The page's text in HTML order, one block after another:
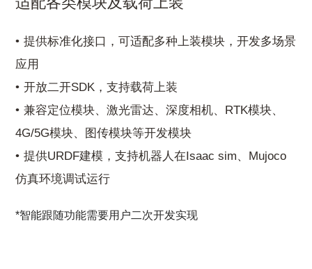
提供标准化接口，可适配多种上装模块，开发多场景
应用
开放二开SDK，支持载荷上装
兼容定位模块、激光雷达、深度相机、RTK模块、
4G/5G模块、图传模块等开发模块
提供URDF建模，支持机器人在Isaac sim、Mujoco
仿真环境调试运行
*智能跟随功能需要用户二次开发实现